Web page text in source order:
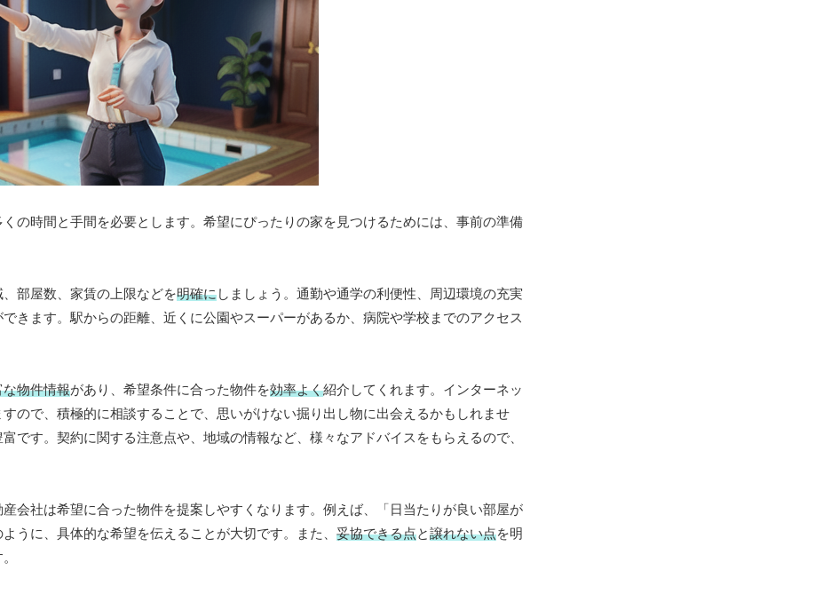
の時間と手間を必要とします。希望にぴったりの家を見つけるためには、事前の準備
部屋数、家賃の上限などを明確にしましょう。通勤や通学の利便性、周辺環境の充実
きます。駅からの距離、近くに公園やスーパーがあるか、病院や学校までのアクセス
な物件情報があり、希望条件に合った物件を効率よく紹介してくれます。インターネッ
ので、積極的に相談することで、思いがけない掘り出し物に出会えるかもしれませ
富です。契約に関する注意点や、地域の情報など、様々なアドバイスをもらえるので、
産会社は希望に合った物件を提案しやすくなります。例えば、「日当たりが良い部屋が
うに、具体的な希望を伝えることが大切です。また、 妥協できる点と譲れない点を明